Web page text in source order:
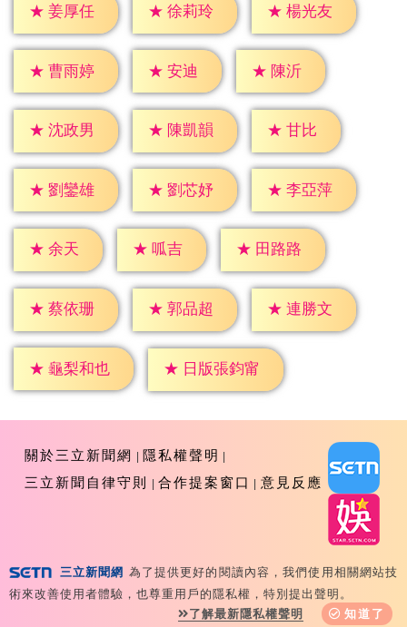
★ 姜厚任 ★ 徐莉玲 ★ 楊光友
★ 曹雨婷 ★ 安迪 ★ 陳沂
★ 沈政男 ★ 陳凱韻 ★ 甘比
★ 劉鑾雄 ★ 劉芯妤 ★ 李亞萍
★ 余天 ★ 呱吉 ★ 田路路
★ 蔡依珊 ★ 郭品超 ★ 連勝文
★ 龜梨和也 ★ 日版張鈞甯
關於三立新聞網
隱私權聲明
三立新聞自律守則
合作提案窗口 意見反應
Copyright ©2026 Sanlih E-Television All Rights
Reserved 版權所有 盜用必究 台北市內湖區舊宗路一段159
三立新聞網 為了提供更好的閱讀內容，我們使用相關網站技
術來改善使用者體驗，也尊重用戶的隱私權，特別提出聲明。
了解最新隱私權聲明
知道了